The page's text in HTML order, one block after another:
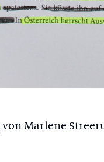
von Marlene